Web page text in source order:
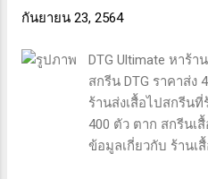
aiiz” “รับสกรีนเสื้อยืด
100 ตัวสอบถามได้”
“เสื้อ oversize ขาว”
กันยายน 23, 2564
DTG Ultimate หาร้
สกรีน DTG ราคาส่ง
ร้านส่งเสื้อไปสกรีนที่
400 ตัว ตาก สกรีนเ
ข้อมูลเกี่ยวกับ ร้านเสื้